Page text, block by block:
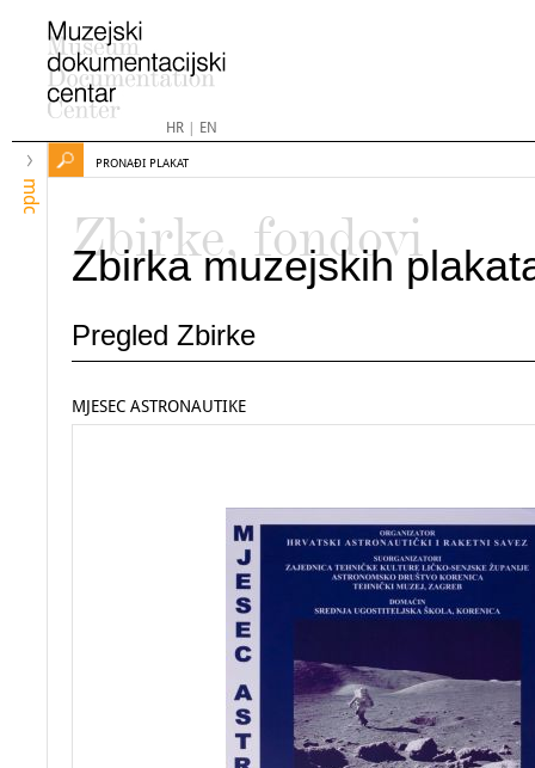
HR| EN
mdc
PRONAĐI PLAKAT
Zbirke, fondovi
Zbirka muzejskih
Pregled Zbirke
MJESEC ASTRONAUTIKE